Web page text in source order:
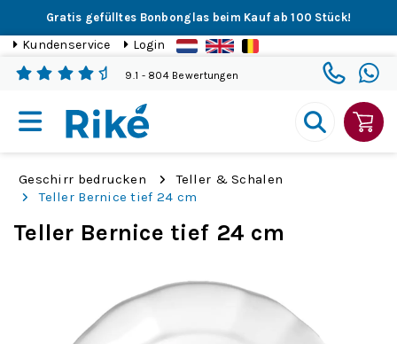
Gratis gefülltes Bonbonglas beim Kauf ab 100 Stück!
Kundenservice Login
9.1 - 804 Bewertungen
Geschirr bedrucken
Teller & Schalen
Teller Bernice tief 24 cm
Teller Bernice tief 24 cm